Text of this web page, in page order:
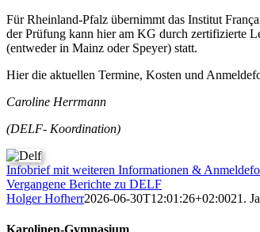
Für Rheinland-Pfalz übernimmt das Institut
der Prüfung kann hier am KG durch zertifizierte
(entweder in Mainz oder Speyer) statt.
Hier die aktuellen Termine, Kosten und
Caroline Herrmann
(DELF- Koordination)
Infobrief mit weiteren Informationen &
Vergangene Berichte zu DELF
Holger Hofherr2026-06-30T12:01:26+02:0021.